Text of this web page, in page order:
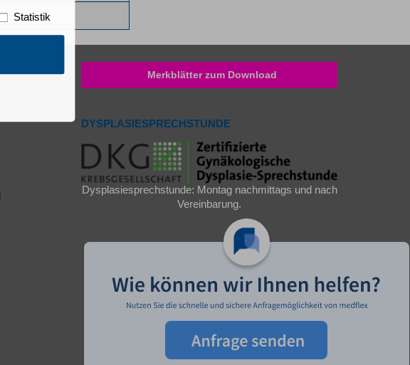
Merkblätter zum Download
DYSPLASIESPRECHSTUNDE
Dysplasiesprechstunde: Montag nachmittags und nach
Vereinbarung.
Statistik